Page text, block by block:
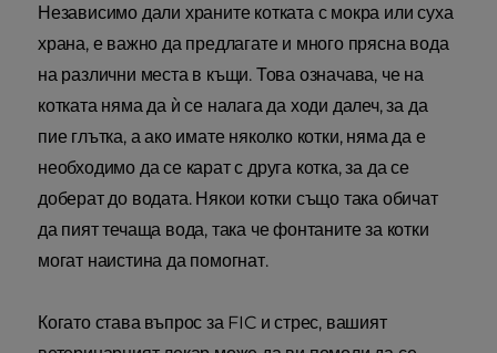
Независимо дали храните котката с мокра или суха
храна, е важно да предлагате и много прясна вода
на различни места в къщи. Това означава, че на
котката няма да ѝ се налага да ходи далеч, за да
пие глътка, а ако имате няколко котки, няма да е
необходимо да се карат с друга котка, за да се
доберат до водата. Някои котки също така обичат
да пият течаща вода, така че фонтаните за котки
могат наистина да помогнат.
Когато става въпрос за FIC и стрес, вашият